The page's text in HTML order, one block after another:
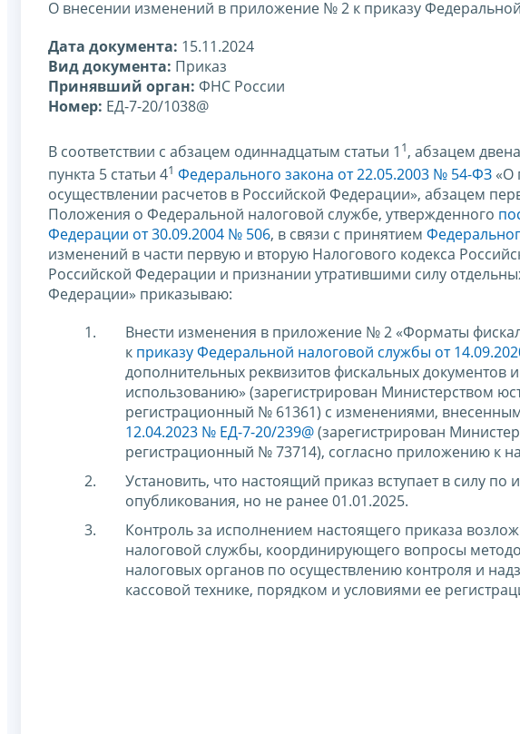
О внесении изменений в приложение № 2 к приказу
Дата документа: 15.11.2024
Вид документа: Приказ
Принявший орган: ФНС России
Номер: ЕД-7-20/1038@
В соответствии с абзацем одиннадцатым статьи 1 1, абзацем
пункта 5 статьи 41 Федерального закона от 22.05.2003 № 54-ФЗ «О
осуществлении расчетов в Российской Федерации», абзацем
Положения о Федеральной налоговой службе, утвержденного
Федерации от 30.09.2004 № 506, в связи с принятием
изменений в части первую и вторую Налогового кодекса
Российской Федерации и признании утратившими силу
Федерации» приказываю:
Внести изменения в приложение № 2 «Форматы
к приказу Федеральной налоговой службы от
дополнительных реквизитов фискальных документов
использованию» (зарегистрирован Министерством
регистрационный № 61361) с изменениями,
12.04.2023 № ЕД-7-20/239@(зарегистрирован
регистрационный № 73714), согласно приложению к
Установить, что настоящий приказ вступает в силу
опубликования, но не ранее 01.01.2025.
Контроль за исполнением настоящего приказа
налоговой службы, координирующего вопросы
налоговых органов по осуществлению контроля и
кассовой технике, порядком и условиями ее